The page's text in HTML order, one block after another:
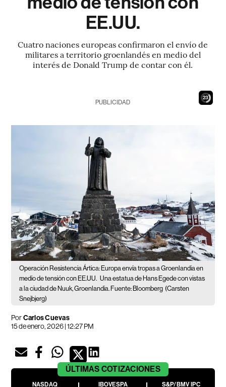
EE.UU.
Cuatro naciones europeas confirmaron el envío de
militares a territorio groenlandés en medio del
interés de Donald Trump de contar con él.
22
PUBLICIDAD
Operación Resistencia Ártica: Europa envía tropas a Groenlandia en
medio de tensión con EE.UU. Una estatua de Hans Egede con vistas
a la ciudad de Nuuk, Groenlandia. Fuente: Bloomberg (Carsten
Snejbjerg)
PorCarlos Cuevas
15 de enero, 2026 | 12:27 PM
ÚLTIMAS COTIZACIONES
NASDAQ
IBOVESPA
S&P/BMV IPC